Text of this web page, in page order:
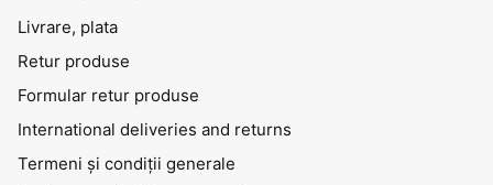
Livrare, plata
Retur produse
Formular retur produse
International deliveries and returns
Termeni și condiții generale